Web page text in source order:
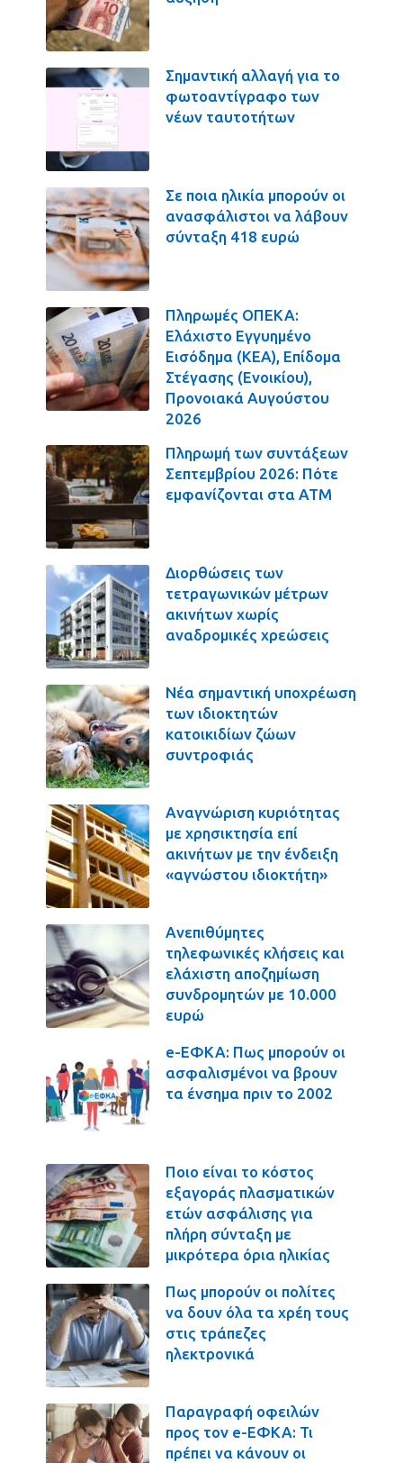
Σημαντική αλλαγή για το
φωτοαντίγραφο των
νέων ταυτοτήτων
Σε ποια ηλικία μπορούν οι
ανασφάλιστοι να λάβουν
σύνταξη 418 ευρώ
Πληρωμές ΟΠΕΚΑ:
Ελάχιστο Εγγυημένο
Εισόδημα (ΚΕΑ), Επίδομα
Στέγασης (Ενοικίου),
Προνοιακά Αυγούστου
2026
Πληρωμή των συντάξεων
Σεπτεμβρίου 2026: Πότε
εμφανίζονται στα ΑΤΜ
Διορθώσεις των
τετραγωνικών μέτρων
ακινήτων χωρίς
αναδρομικές χρεώσεις
Νέα σημαντική υποχρέωση
των ιδιοκτητών
κατοικιδίων ζώων
συντροφιάς
Αναγνώριση κυριότητας
με χρησικτησία επί
ακινήτων με την ένδειξη
«αγνώστου ιδιοκτήτη»
Ανεπιθύμητες
τηλεφωνικές κλήσεις και
ελάχιστη αποζημίωση
συνδρομητών με 10.000
ευρώ
e-ΕΦΚΑ: Πως μπορούν οι
ασφαλισμένοι να βρουν
τα ένσημα πριν το 2002
Ποιο είναι το κόστος
εξαγοράς πλασματικών
ετών ασφάλισης για
πλήρη σύνταξη με
μικρότερα όρια ηλικίας
Πως μπορούν οι πολίτες
να δουν όλα τα χρέη τους
στις τράπεζες
ηλεκτρονικά
Παραγραφή οφειλών
προς τον e-ΕΦΚΑ: Τι
πρέπει να κάνουν οι